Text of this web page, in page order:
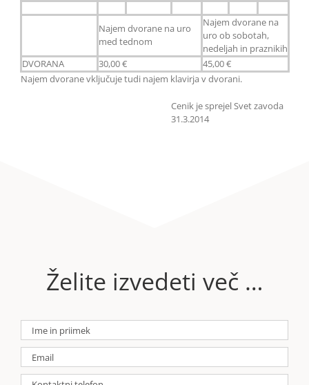
Najem dvorane na uro
med tednom
Najem dvorane na
uro ob sobotah,
nedeljah in praznikih
DVORANA
30,00 €
45,00 €
Najem dvorane vključuje tudi najem klavirja v dvorani.
Cenik je sprejel Svet zavoda
31.3.2014
Želite izvedeti več …